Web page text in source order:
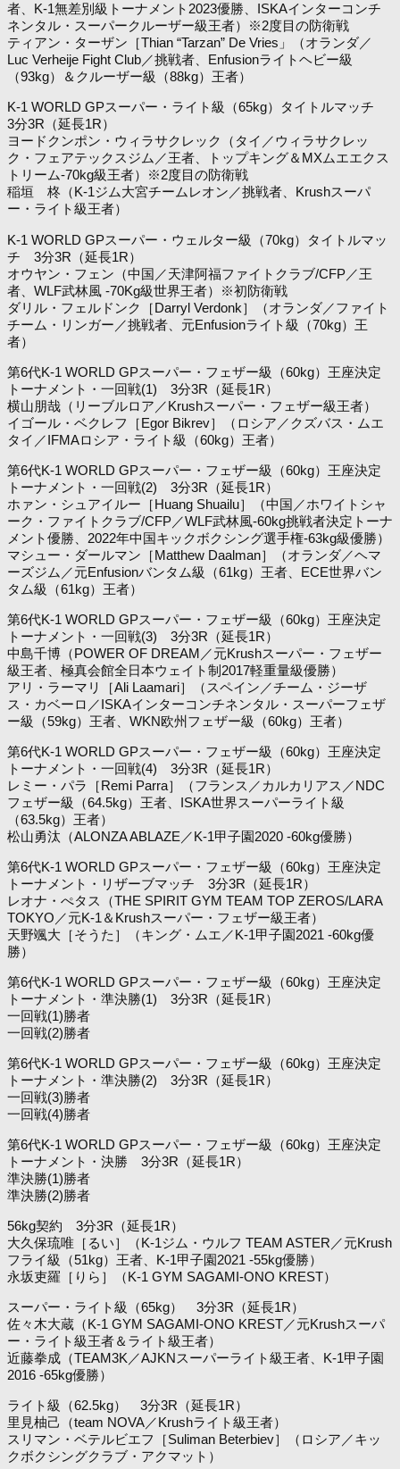
者、K-1無差別級トーナメント2023優勝、ISKAインターコンチ
ネンタル・スーパークルーザー級王者）※2度目の防衛戦
ティアン・ターザン［Thian “Tarzan” De Vries」（オランダ／
Luc Verheije Fight Club／挑戦者、Enfusionライトヘビー級
（93kg）＆クルーザー級（88kg）王者）
K-1 WORLD GPスーパー・ライト級（65kg）タイトルマッチ
3分3R（延長1R）
ヨードクンポン・ウィラサクレック（タイ／ウィラサクレッ
ク・フェアテックスジム／王者、トップキング＆MXムエエクス
トリーム-70kg級王者）※2度目の防衛戦
稲垣 柊（K-1ジム大宮チームレオン／挑戦者、Krushスーパ
ー・ライト級王者）
K-1 WORLD GPスーパー・ウェルター級（70kg）タイトルマッ
チ 3分3R（延長1R）
オウヤン・フェン（中国／天津阿福ファイトクラブ/CFP／王
者、WLF武林風 -70Kg級世界王者）※初防衛戦
ダリル・フェルドンク［Darryl Verdonk］（オランダ／ファイト
チーム・リンガー／挑戦者、元Enfusionライト級（70kg）王
者）
第6代K-1 WORLD GPスーパー・フェザー級（60kg）王座決定
トーナメント・一回戦(1) 3分3R（延長1R）
横山朋哉（リーブルロア／Krushスーパー・フェザー級王者）
イゴール・ベクレフ［Egor Bikrev］（ロシア／クズバス・ムエ
タイ／IFMAロシア・ライト級（60kg）王者）
第6代K-1 WORLD GPスーパー・フェザー級（60kg）王座決定
トーナメント・一回戦(2) 3分3R（延長1R）
ホァン・シュアイルー［Huang Shuailu］（中国／ホワイトシャ
ーク・ファイトクラブ/CFP／WLF武林風-60kg挑戦者決定トーナ
メント優勝、2022年中国キックボクシング選手権-63kg級優勝）
マシュー・ダールマン［Matthew Daalman］（オランダ／ヘマ
ーズジム／元Enfusionバンタム級（61kg）王者、ECE世界バン
タム級（61kg）王者）
第6代K-1 WORLD GPスーパー・フェザー級（60kg）王座決定
トーナメント・一回戦(3) 3分3R（延長1R）
中島千博（POWER OF DREAM／元Krushスーパー・フェザー
級王者、極真会館全日本ウェイト制2017軽重量級優勝）
アリ・ラーマリ［Ali Laamari］（スペイン／チーム・ジーザ
ス・カベーロ／ISKAインターコンチネンタル・スーパーフェザ
ー級（59kg）王者、WKN欧州フェザー級（60kg）王者）
第6代K-1 WORLD GPスーパー・フェザー級（60kg）王座決定
トーナメント・一回戦(4) 3分3R（延長1R）
レミー・パラ［Remi Parra］（フランス／カルカリアス／NDC
フェザー級（64.5kg）王者、ISKA世界スーパーライト級
（63.5kg）王者）
松山勇汰（ALONZA ABLAZE／K-1甲子園2020 -60kg優勝）
第6代K-1 WORLD GPスーパー・フェザー級（60kg）王座決定
トーナメント・リザーブマッチ 3分3R（延長1R）
レオナ・ぺタス（THE SPIRIT GYM TEAM TOP ZEROS/LARA
TOKYO／元K-1＆Krushスーパー・フェザー級王者）
天野颯大［そうた］（キング・ムエ／K-1甲子園2021 -60kg優
勝）
第6代K-1 WORLD GPスーパー・フェザー級（60kg）王座決定
トーナメント・準決勝(1) 3分3R（延長1R）
一回戦(1)勝者
一回戦(2)勝者
第6代K-1 WORLD GPスーパー・フェザー級（60kg）王座決定
トーナメント・準決勝(2) 3分3R（延長1R）
一回戦(3)勝者
一回戦(4)勝者
第6代K-1 WORLD GPスーパー・フェザー級（60kg）王座決定
トーナメント・決勝 3分3R（延長1R）
準決勝(1)勝者
準決勝(2)勝者
56kg契約 3分3R（延長1R）
大久保琉唯［るい］（K-1ジム・ウルフ TEAM ASTER／元Krush
フライ級（51kg）王者、K-1甲子園2021 -55kg優勝）
永坂吏羅［りら］（K-1 GYM SAGAMI-ONO KREST）
スーパー・ライト級（65kg） 3分3R（延長1R）
佐々木大蔵（K-1 GYM SAGAMI-ONO KREST／元Krushスーパ
ー・ライト級王者＆ライト級王者）
近藤拳成（TEAM3K／AJKNスーパーライト級王者、K-1甲子園
2016 -65kg優勝）
ライト級（62.5kg） 3分3R（延長1R）
里見柚己（team NOVA／Krushライト級王者）
スリマン・ベテルビエフ［Suliman Beterbiev］（ロシア／キッ
クボクシングクラブ・アクマット）